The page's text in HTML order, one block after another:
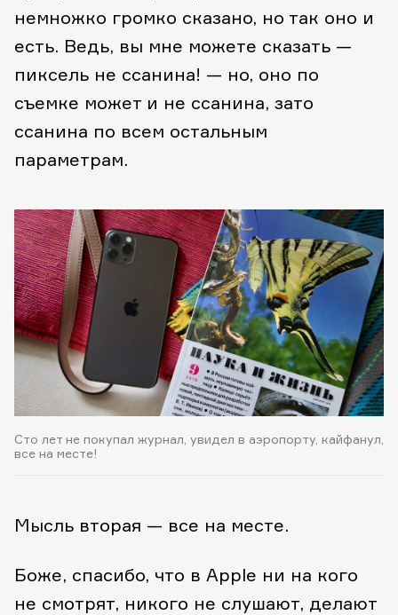
немножко громко сказано, но так оно и
есть. Ведь, вы мне можете сказать —
пиксель не ссанина! — но, оно по
съемке может и не ссанина, зато
ссанина по всем остальным
параметрам.
Сто лет не покупал журнал, увидел в аэропорту, кайфанул,
все на месте!
Мысль вторая — все на месте.
Боже, спасибо, что в Apple ни на кого
не смотрят, никого не слушают, делают